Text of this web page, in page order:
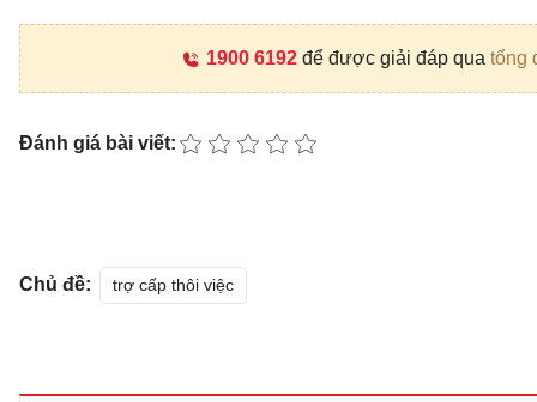
1900 6192để được giải đáp qua tổng
Đánh giá bài viết:
Chủ đề: trợ cấp thôi việc